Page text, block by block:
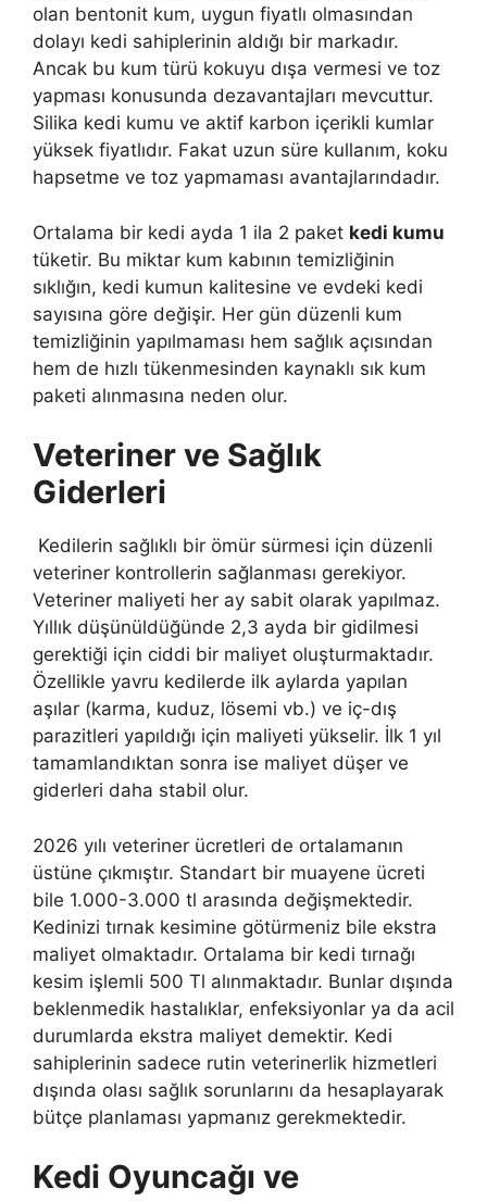
olan bentonit kum, uygun fiyatlı olmasından
dolayı kedi sahiplerinin aldığı bir markadır.
Ancak bu kum türü kokuyu dışa vermesi ve toz
yapması konusunda dezavantajları mevcuttur.
Silika kedi kumu ve aktif karbon içerikli kumlar
yüksek fiyatlıdır. Fakat uzun süre kullanım, koku
hapsetme ve toz yapmaması avantajlarındadır.
Ortalama bir kedi ayda 1 ila 2 paket kedi kumu
tüketir. Bu miktar kum kabının temizliğinin
sıklığın, kedi kumun kalitesine ve evdeki kedi
sayısına göre değişir. Her gün düzenli kum
temizliğinin yapılmaması hem sağlık açısından
hem de hızlı tükenmesinden kaynaklı sık kum
paketi alınmasına neden olur.
Veteriner ve Sağlık
Giderleri
Kedilerin sağlıklı bir ömür sürmesi için düzenli
veteriner kontrollerin sağlanması gerekiyor.
Veteriner maliyeti her ay sabit olarak yapılmaz.
Yıllık düşünüldüğünde 2,3 ayda bir gidilmesi
gerektiği için ciddi bir maliyet oluşturmaktadır.
Özellikle yavru kedilerde ilk aylarda yapılan
aşılar (karma, kuduz, lösemi vb.) ve iç-dış
parazitleri yapıldığı için maliyeti yükselir. İlk 1 yıl
tamamlandıktan sonra ise maliyet düşer ve
giderleri daha stabil olur.
2026 yılı veteriner ücretleri de ortalamanın
üstüne çıkmıştır. Standart bir muayene ücreti
bile 1.000-3.000 tl arasında değişmektedir.
Kedinizi tırnak kesimine götürmeniz bile ekstra
maliyet olmaktadır. Ortalama bir kedi tırnağı
kesim işlemli 500 Tl alınmaktadır. Bunlar dışında
beklenmedik hastalıklar, enfeksiyonlar ya da acil
durumlarda ekstra maliyet demektir. Kedi
sahiplerinin sadece rutin veterinerlik hizmetleri
dışında olası sağlık sorunlarını da hesaplayarak
bütçe planlaması yapmanız gerekmektedir.
Kedi Oyuncağı ve